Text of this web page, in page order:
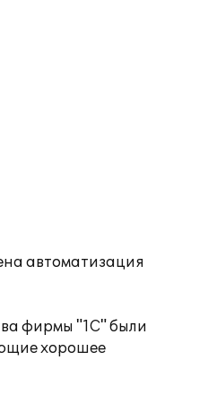
автоматизация
фирмы "1С" были
хорошее